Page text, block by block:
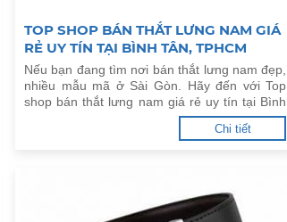
TOP SHOP BÁN THẮT LƯNG NAM GIÁ
RẺ UY TÍN TẠI BÌNH TÂN, TPHCM
Nếu bạn đang tìm nơi bán thắt lưng nam đẹp,
nhiều mẫu mã ở Sài Gòn. Hãy đến với Top
shop bán thắt lưng nam giá rẻ uy tín tại Bình
Chi tiết